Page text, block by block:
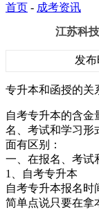
首页 - 成考资讯
江苏科
发布
专升本和函授的关
自考专升本的含金
名、考试和学习形
面有区别：
一、在报名、考试
1、自考专升本
自考专升本报名时
简单点说只要在拿